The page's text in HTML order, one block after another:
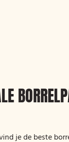
je de beste